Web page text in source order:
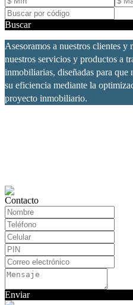
Buscar
Asesoramos a nuestros clientes
nuestros servicios y productos a
inmobiliarias, diseñadas para que
su eficiencia mediante la
proyecto inmobiliario.
Contacto
Enviar